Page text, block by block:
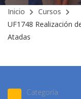
Inicio
Cursos
UF1748 Realización
Atadas
Categoría